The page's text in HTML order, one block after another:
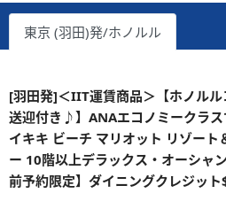
東京 (羽田)発/ホノルル
[羽田発]＜IIT運賃商品＞【ホノル
送迎付き♪】ANAエコノミークラ
イキキ ビーチ マリオット リゾー
ー 10階以上デラックス・オーシャ
前予約限定】ダイニングクレジット